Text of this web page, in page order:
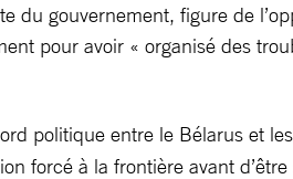
gouvernement, figure de
pour avoir « organisé des
politique entre le Bélarus et
forcé à la frontière avant